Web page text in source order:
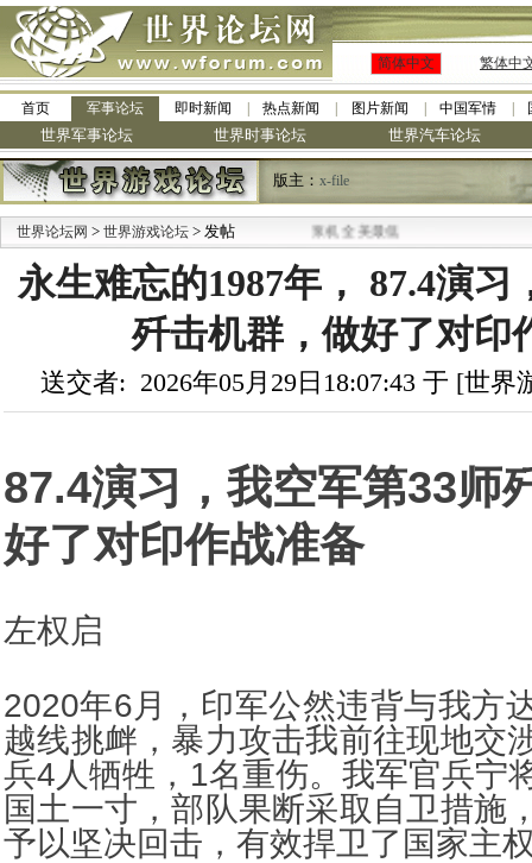
简体中文 繁体中
首页 军事论坛 即时新闻 热点新闻 图片新闻 中国军情
世界军事论坛 世界时事论坛 世界汽车论坛
版主： x-file
世界论坛网 > 世界游戏论坛 > 发帖
永生难忘的1987年， 87.4演习
歼击机群，做好了对印
送交者: 2026年05月29日18:07:43 于 [世
87.4演习，我空军第33师
好了对印作战准备
左权启
2020年6月，印军公然违背与我方
越线挑衅，暴力攻击我前往现地交
兵4人牺牲，1名重伤。我军官兵宁
国土一寸，部队果断采取自卫措施
予以坚决回击，有效捍卫了国家主